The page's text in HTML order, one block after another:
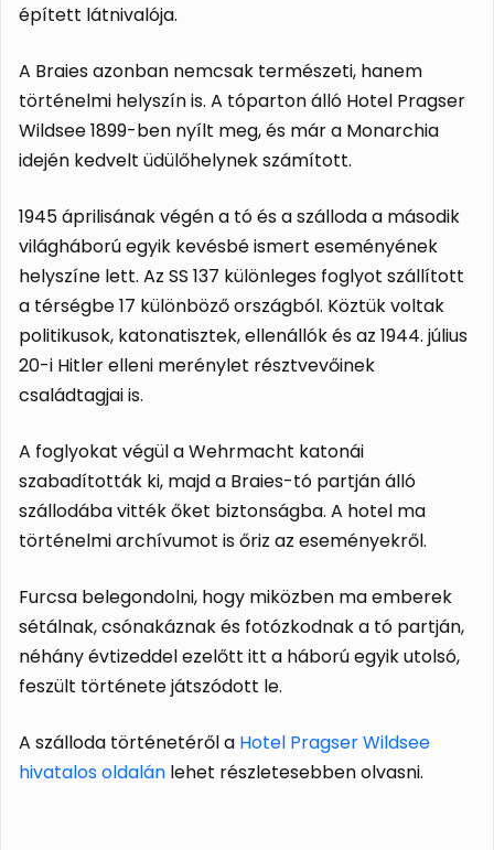
épített látnivalója.
A Braies azonban nemcsak természeti, hanem
történelmi helyszín is. A tóparton álló Hotel Pragser
Wildsee 1899-ben nyílt meg, és már a Monarchia
idején kedvelt üdülőhelynek számított.
1945 áprilisának végén a tó és a szálloda a második
világháború egyik kevésbé ismert eseményének
helyszíne lett. Az SS 137 különleges foglyot szállított
a térségbe 17 különböző országból. Köztük voltak
politikusok, katonatisztek, ellenállók és az 1944. július
20-i Hitler elleni merénylet résztvevőinek
családtagjai is.
A foglyokat végül a Wehrmacht katonái
szabadították ki, majd a Braies-tó partján álló
szállodába vitték őket biztonságba. A hotel ma
történelmi archívumot is őriz az eseményekről.
Furcsa belegondolni, hogy miközben ma emberek
sétálnak, csónakáznak és fotózkodnak a tó partján,
néhány évtizeddel ezelőtt itt a háború egyik utolsó,
feszült története játszódott le.
A szálloda történetéről a Hotel Pragser Wildsee
hivatalos oldalán lehet részletesebben olvasni.